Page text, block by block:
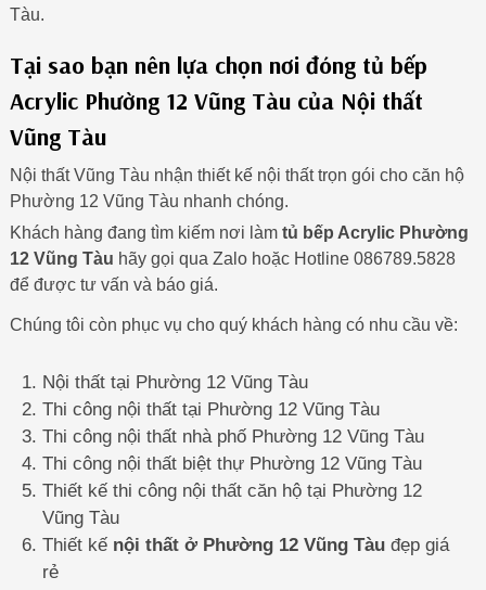
Tàu.
Tại sao bạn nên lựa chọn nơi đóng tủ bếp
Acrylic Phường 12 Vũng Tàu của Nội thất
Vũng Tàu
Nội thất Vũng Tàu nhận thiết kế nội thất trọn gói cho căn hộ
Phường 12 Vũng Tàu nhanh chóng.
Khách hàng đang tìm kiếm nơi làm tủ bếp Acrylic Phường
12 Vũng Tàu hãy gọi qua Zalo hoặc Hotline 086789.5828
để được tư vấn và báo giá.
Chúng tôi còn phục vụ cho quý khách hàng có nhu cầu về:
Nội thất tại Phường 12 Vũng Tàu
Thi công nội thất tại Phường 12 Vũng Tàu
Thi công nội thất nhà phố Phường 12 Vũng Tàu
Thi công nội thất biệt thự Phường 12 Vũng Tàu
Thiết kế thi công nội thất căn hộ tại Phường 12
Vũng Tàu
Thiết kế nội thất ở Phường 12 Vũng Tàuđẹp giá
rẻ